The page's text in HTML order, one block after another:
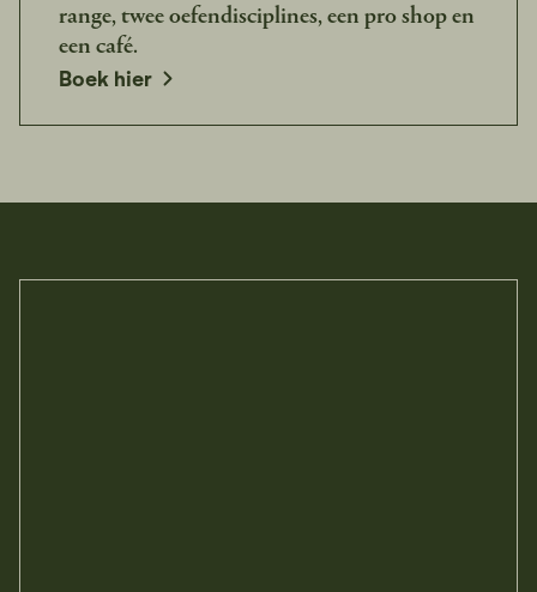
range, twee oefendisciplines, een pro shop en
een café.
Boek hier
opens in a new window